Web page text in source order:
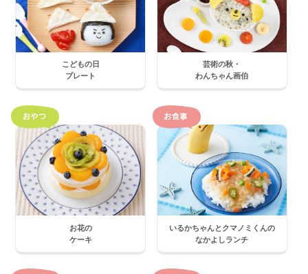
こどもの日
プレート
芸術の秋・
わんちゃん画伯
お花の
ケーキ
いるかちゃんとクマノミくんの
なかよしランチ